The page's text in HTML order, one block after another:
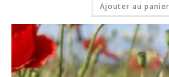
Ajouter au panier